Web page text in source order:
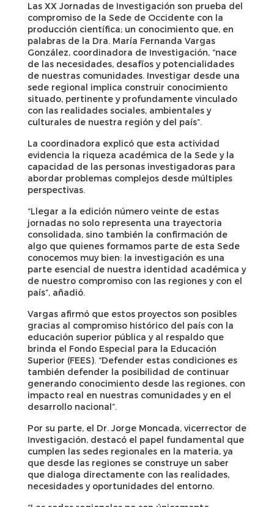
Las XX Jornadas de Investigación son prueba del
compromiso de la Sede de Occidente con la
producción científica; un conocimiento que, en
palabras de la Dra. María Fernanda Vargas
González, coordinadora de Investigación, “nace
de las necesidades, desafíos y potencialidades
de nuestras comunidades. Investigar desde una
sede regional implica construir conocimiento
situado, pertinente y profundamente vinculado
con las realidades sociales, ambientales y
culturales de nuestra región y del país”.
La coordinadora explicó que esta actividad
evidencia la riqueza académica de la Sede y la
capacidad de las personas investigadoras para
abordar problemas complejos desde múltiples
perspectivas.
“Llegar a la edición número veinte de estas
jornadas no solo representa una trayectoria
consolidada, sino también la confirmación de
algo que quienes formamos parte de esta Sede
conocemos muy bien: la investigación es una
parte esencial de nuestra identidad académica y
de nuestro compromiso con las regiones y con el
país”, añadió.
Vargas afirmó que estos proyectos son posibles
gracias al compromiso histórico del país con la
educación superior pública y al respaldo que
brinda el Fondo Especial para la Educación
Superior (FEES). “Defender estas condiciones es
también defender la posibilidad de continuar
generando conocimiento desde las regiones, con
impacto real en nuestras comunidades y en el
desarrollo nacional”.
Por su parte, el Dr. Jorge Moncada, vicerrector de
Investigación, destacó el papel fundamental que
cumplen las sedes regionales en la materia, ya
que desde las regiones se construye un saber
que dialoga directamente con las realidades,
necesidades y oportunidades del entorno.